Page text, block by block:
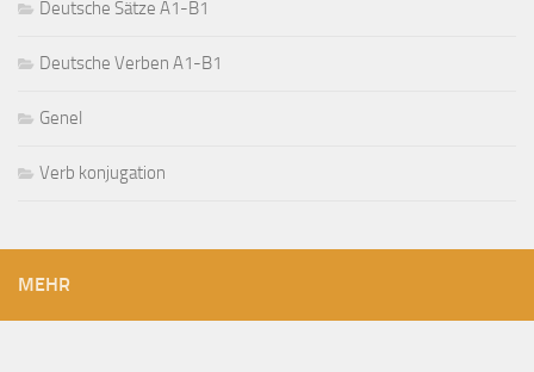
Deutsche Sätze A1-B1
Deutsche Verben A1-B1
Genel
Verb konjugation
MEHR